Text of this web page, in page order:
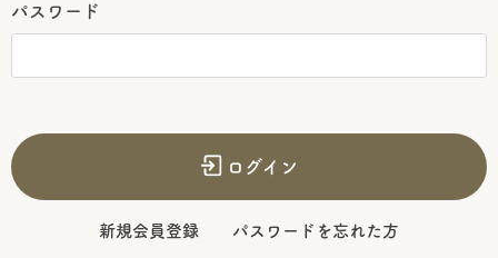
パスワード
ログイン
新規会員登録 パスワードを忘れた方